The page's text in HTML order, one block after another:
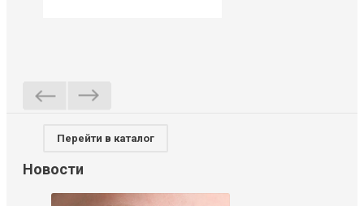
Перейти в каталог
Новости